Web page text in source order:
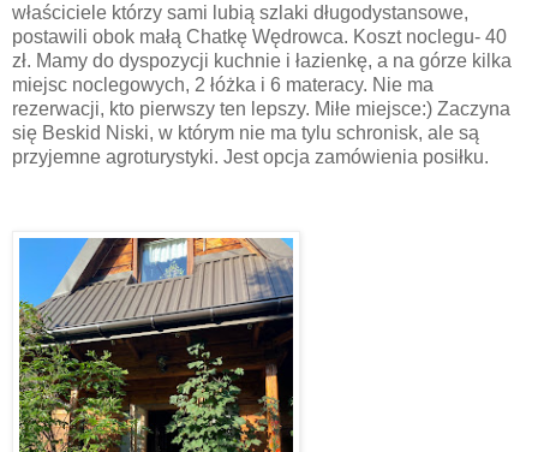
właściciele którzy sami lubią szlaki długodystansowe,
postawili obok małą Chatkę Wędrowca. Koszt noclegu- 40
zł. Mamy do dyspozycji kuchnie i łazienkę, a na górze kilka
miejsc noclegowych, 2 łóżka i 6 materacy. Nie ma
rezerwacji, kto pierwszy ten lepszy. Miłe miejsce:) Zaczyna
się Beskid Niski, w którym nie ma tylu schronisk, ale są
przyjemne agroturystyki. Jest opcja zamówienia posiłku.